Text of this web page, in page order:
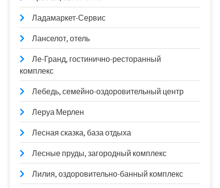
Ладамаркет-Сервис
Ланселот, отель
Ле-Гранд, гостинично-ресторанный
комплекс
Лебедь, семейно-оздоровительный центр
Леруа Мерлен
Лесная сказка, база отдыха
Лесные пруды, загородный комплекс
Лилия, оздоровительно-банный комплекс